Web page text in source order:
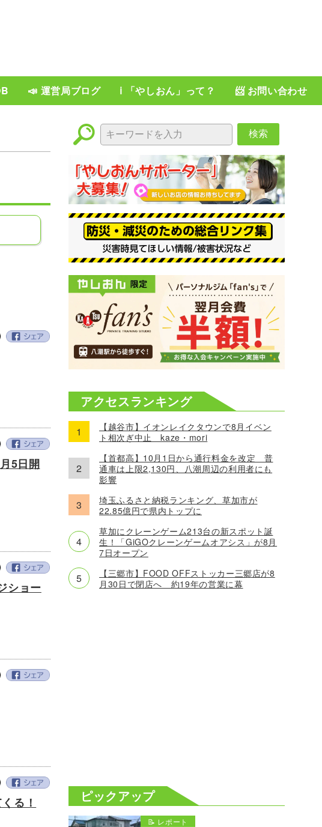
📣 運営局ブログ ℹ️ 「やしおん」って？ 📨 お問い合わせ
5日開
ショー
る！
検索
アクセスランキング
【越谷市】イオンレイクタウンで8月イベン
ト相次ぎ中止 kaze・mori
【首都高】10月1日から通行料金を改定 普
通車は上限2,130円、八潮周辺の利用者にも
影響
埼玉ふるさと納税ランキング、草加市が
22.85億円で県内トップに
草加にクレーンゲーム213台の新スポット誕
生！「GiGOクレーンゲームオアシス」が8月
7日オープン
【三郷市】FOOD OFFストッカー三郷店が8
月30日で閉店へ 約19年の営業に幕
ピックアップ
📝 レポート